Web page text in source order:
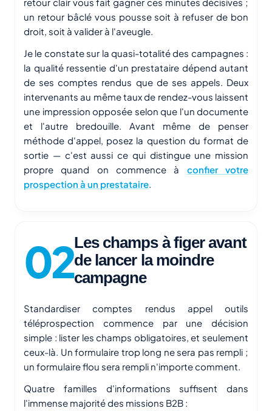
un retour bâclé vous pousse soit à refuser de bon
droit, soit à valider à l'aveugle.
Je le constate sur la quasi-totalité des campagnes :
la qualité ressentie d'un prestataire dépend autant
de ses comptes rendus que de ses appels. Deux
intervenants au même taux de rendez-vous laissent
une impression opposée selon que l'un documente
et l'autre bredouille. Avant même de penser
méthode d'appel, posez la question du format de
sortie — c'est aussi ce qui distingue une mission
propre quand on commence à confier votre
prospection à un prestataire.
Les champs à figer avant
de lancer la moindre
campagne
Standardiser comptes rendus appel outils
téléprospection commence par une décision
simple : lister les champs obligatoires, et seulement
ceux-là. Un formulaire trop long ne sera pas rempli ;
un formulaire flou sera rempli n'importe comment.
Quatre familles d'informations suffisent dans
l'immense majorité des missions B2B :